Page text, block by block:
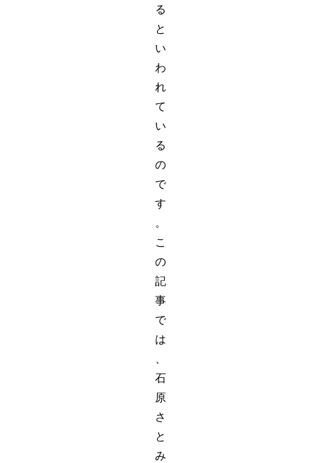
る
と
い
わ
れ
て
い
る
の
で
す
。
こ
の
記
事
で
は
石
原
さ
と
み